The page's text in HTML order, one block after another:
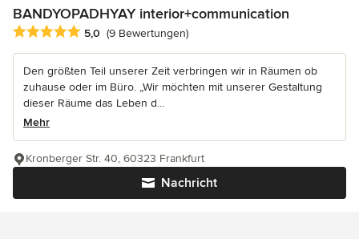
BANDYOPADHYAY interior+communication
Durchschnittliche Bewertung: 5 von 5 Sternen
5,0 (9 Bewertungen)
Den größten Teil unserer Zeit verbringen wir in Räumen ob
zuhause oder im Büro. „Wir möchten mit unserer Gestaltung
dieser Räume das Leben d...
Mehr
Nachricht
Kronberger Str. 40, 60323 Frankfurt